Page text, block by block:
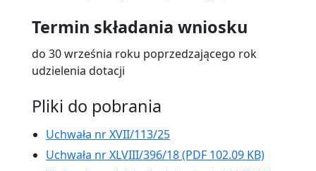
Termin składania wniosku
do 30 września roku poprzedzającego rok
udzielenia dotacji
Pliki do pobrania
Uchwała nr XVII/113/25
Uchwała nr XLVIII/396/18 (PDF 102.09 KB)